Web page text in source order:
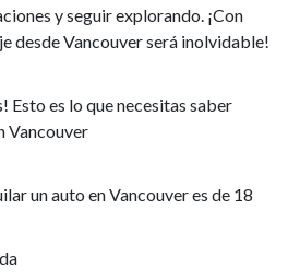
y seguir explorando. ¡Con
desde Vancouver será inolvidable!
Esto es lo que necesitas saber
Vancouver
un auto en Vancouver es de 18